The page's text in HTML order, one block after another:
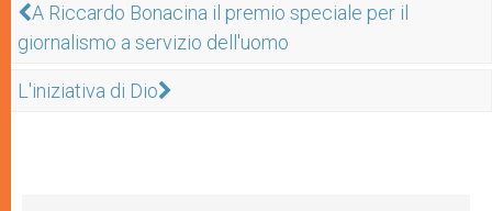
A Riccardo Bonacina il premio speciale per il
giornalismo a servizio dell'uomo
L'iniziativa di Dio